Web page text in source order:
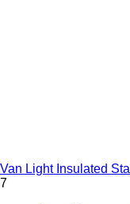
Van Light Insulated
7